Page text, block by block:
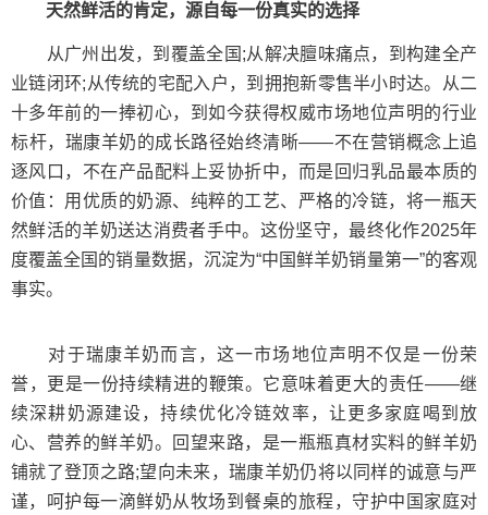
天然鲜活的肯定，源自每一份真实的选择
从广州出发，到覆盖全国;从解决膻味痛点，到构建全产
业链闭环;从传统的宅配入户，到拥抱新零售半小时达。从二
十多年前的一捧初心，到如今获得权威市场地位声明的行业
标杆，瑞康羊奶的成长路径始终清晰——不在营销概念上追
逐风口，不在产品配料上妥协折中，而是回归乳品最本质的
价值：用优质的奶源、纯粹的工艺、严格的冷链，将一瓶天
然鲜活的羊奶送达消费者手中。这份坚守，最终化作2025年
度覆盖全国的销量数据，沉淀为“中国鲜羊奶销量第一”的客观
事实。
对于瑞康羊奶而言，这一市场地位声明不仅是一份荣
誉，更是一份持续精进的鞭策。它意味着更大的责任——继
续深耕奶源建设，持续优化冷链效率，让更多家庭喝到放
心、营养的鲜羊奶。回望来路，是一瓶瓶真材实料的鲜羊奶
铺就了登顶之路;望向未来，瑞康羊奶仍将以同样的诚意与严
谨，呵护每一滴鲜奶从牧场到餐桌的旅程，守护中国家庭对